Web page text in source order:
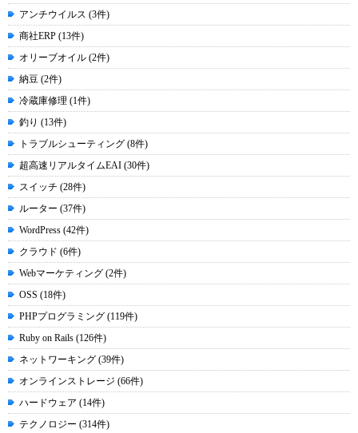
アンチウイルス (3件)
商社ERP (13件)
オリーブオイル (2件)
納豆 (2件)
冷蔵庫修理 (1件)
釣り (13件)
トラブルシューティング (8件)
超高速リアルタイムEAI (30件)
スイッチ (28件)
ルーター (37件)
WordPress (42件)
クラウド (6件)
Webマーケティング (2件)
OSS (18件)
PHPプログラミング (119件)
Ruby on Rails (126件)
ネットワーキング (39件)
オンラインストレージ (66件)
ハードウェア (14件)
テクノロジー (314件)